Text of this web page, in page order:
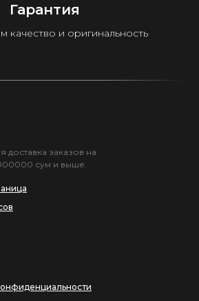
Гарантия
качество и оригинальность
доставка заказов на
сум и выше.